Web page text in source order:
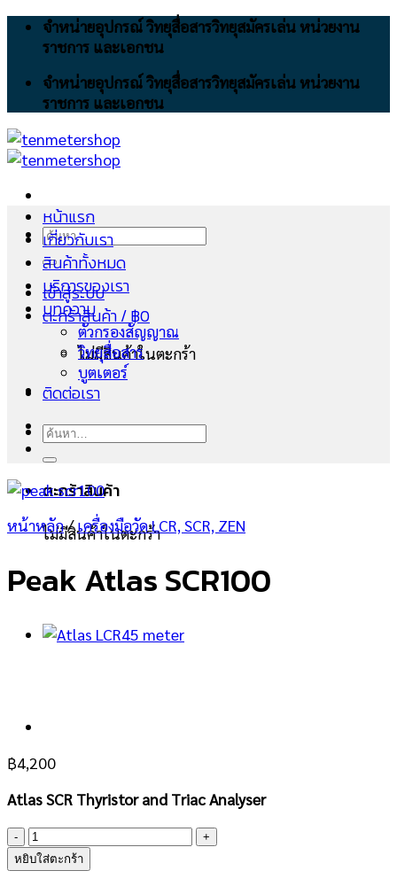
Skip
จำหน่ายอุปกรณ์ วิทยุสื่อสารวิทยุสมัครเล่น หน่วยงาน
ราชการ และเอกชน
จำหน่ายอุปกรณ์ วิทยุสื่อสารวิทยุสมัครเล่น หน่วยงาน
ราชการ และเอกชน
ค้นหา:
เข้าสู่ระบบ
ตะกร้าสินค้า /฿0
ไม่มีสินค้าในตะกร้า
ตะกร้าสินค้า
ไม่มีสินค้าในตะกร้า
หน้าแรก
เกี่ยวกับเรา
สินค้าทั้งหมด
บริการของเรา
บทความ
ตัวกรองสัญญาณ
วิทยุสื่อสาร
บูตเตอร์
ติดต่อเรา
ค้นหา:
หน้าหลัก/ เครื่องมือวัด LCR, SCR, ZEN
Peak Atlas SCR100
฿4,200
Atlas SCR Thyristor and Triac Analyser
จำนวน
Peak
Atlas
หยิบใส่ตะกร้า